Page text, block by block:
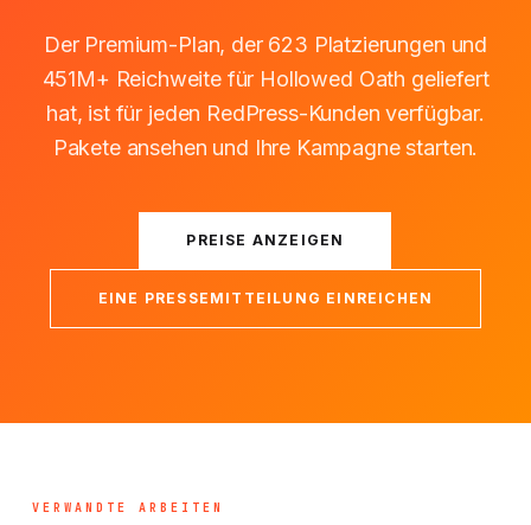
Der Premium-Plan, der 623 Platzierungen und
451M+ Reichweite für Hollowed Oath geliefert
hat, ist für jeden RedPress-Kunden verfügbar.
Pakete ansehen und Ihre Kampagne starten.
PREISE ANZEIGEN
EINE PRESSEMITTEILUNG EINREICHEN
VERWANDTE ARBEITEN